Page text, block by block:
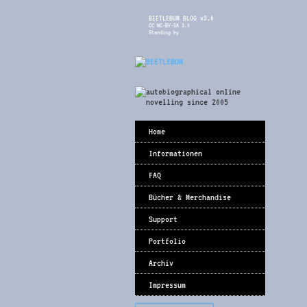
BEETLEBUM BLOG v3.0
CC NC-BY-SA 3.0
Standing by
Home
Informationen
FAQ
Bücher & Merchandise
Support
Portfolio
Archiv
Impressum